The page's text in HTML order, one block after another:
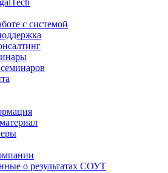
с системой
о результатах СОУТ